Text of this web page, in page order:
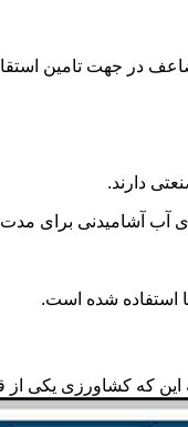
در جهت تامین
دارند.
آب آشامیدنی برای
این که کشاورزی یکی